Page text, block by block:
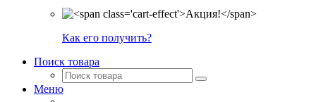
Как его получить?
Поиск товара
Меню